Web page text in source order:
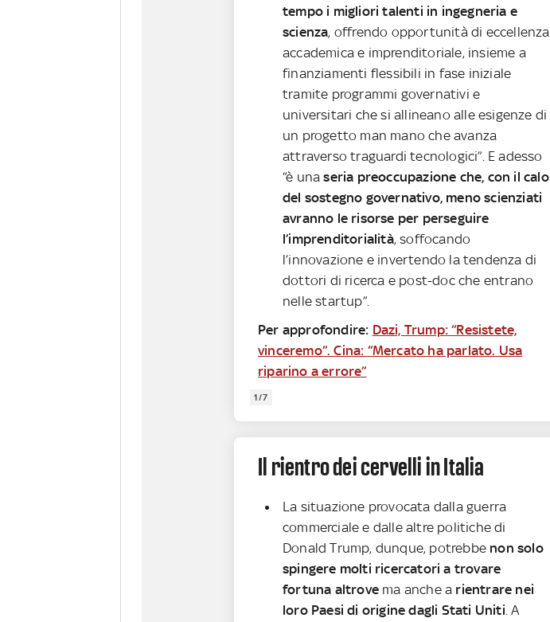
tempo i migliori talenti in ingegneria e
scienza, offrendo opportunità di eccellenza
accademica e imprenditoriale, insieme a
finanziamenti flessibili in fase iniziale
tramite programmi governativi e
universitari che si allineano alle esigenze di
un progetto man mano che avanza
attraverso traguardi tecnologici”. E adesso
“è una seria preoccupazione che, con il calo
del sostegno governativo, meno scienziati
avranno le risorse per perseguire
l’imprenditorialità, soffocando
l’innovazione e invertendo la tendenza di
dottori di ricerca e post-doc che entrano
nelle startup”.
Per approfondire: Dazi, Trump: “Resistete,
vinceremo”. Cina: “Mercato ha parlato. Usa
riparino a errore”
1/7
Il rientro dei cervelli in Italia
La situazione provocata dalla guerra
commerciale e dalle altre politiche di
Donald Trump, dunque, potrebbe non solo
spingere molti ricercatori a trovare
fortuna altrove ma anche a rientrare nei
loro Paesi di origine dagli Stati Uniti. A